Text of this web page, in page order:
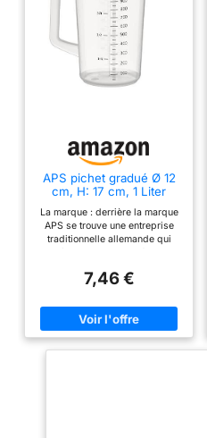
APS pichet gradué Ø 12
cm, H: 17 cm, 1 Liter
La marque : derrière la marque
APS se trouve une entreprise
traditionnelle allemande qui
dans la fabrication d'articles de
L'entreprise familiale est déjà à
la quatrième génération. Dans le
monde entier, APS distribue des
7,46 €